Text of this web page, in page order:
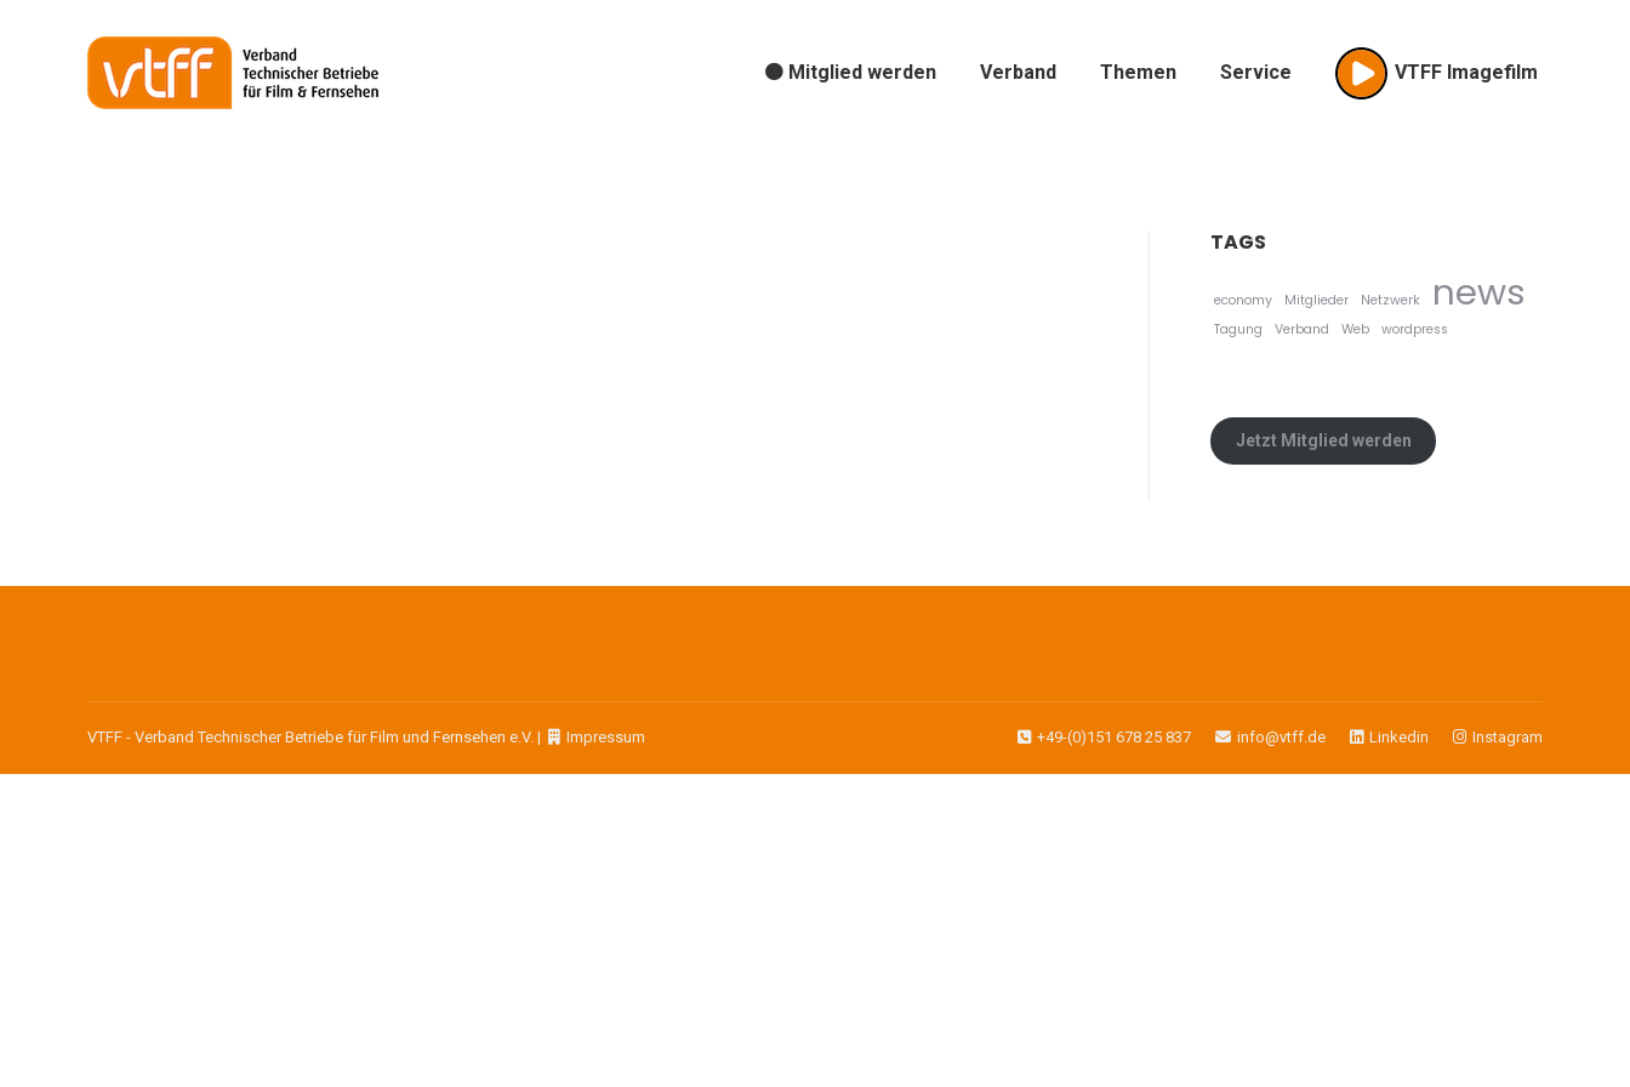
🟠 Mitglied werden Verband Themen Service VTFF Imagefilm
TAGS
economy Mitglieder Netzwerk news
Tagung Verband Web wordpress
Jetzt Mitglied werden
VTFF - Verband Technischer Betriebe für Film und Fernsehen e.V. | Impressum +49-(0)151 678 25 837 info@vtff.de Linkedin Instagram